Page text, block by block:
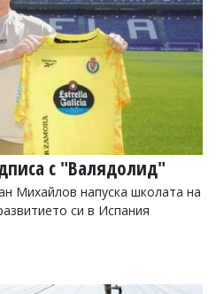
с "Валядолид"
Михайлов напуска школата на
си в Испания